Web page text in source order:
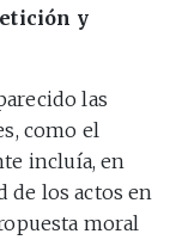
y
las
como el
incluía, en
de los actos en
moral